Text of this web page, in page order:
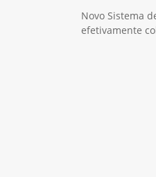
Novo Sistema
efetivamente